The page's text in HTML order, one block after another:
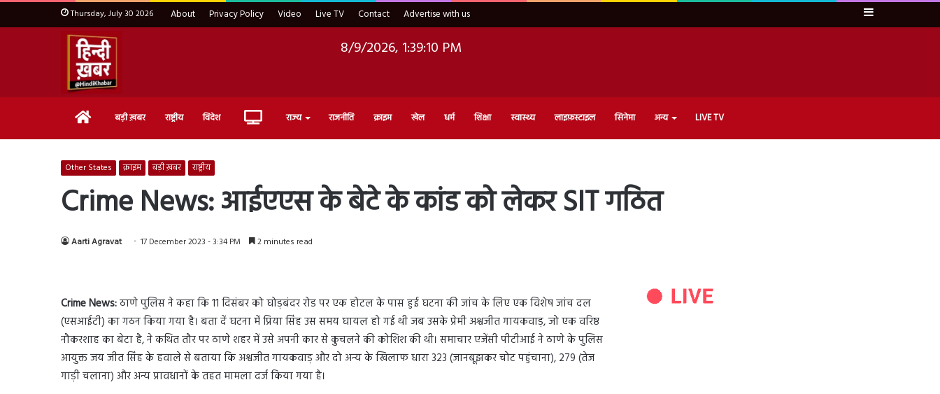
Thursday, July 30 2026 About Privacy Policy Video Live TV Contact Advertise with us Sidebar
8/9/2026, 1:39:11 PM
Home बड़ी ख़बर राष्ट्रीय विदेश Live राज्य राजनीति क्राइम खेल धर्म शिक्षा स्वास्थ्य लाइफ़स्टाइल सिनेमा अन्य LIVE TV
Other States क्राइम बड़ी ख़बर राष्ट्रीय
Crime News: आईएएस के बेटे के कांड को लेकर SIT गठित
Aarti Agravat 17 December 2023 - 3:34 PM 2 minutes read
Crime News:ठाणे पुलिस ने कहा कि 11 दिसंबर को घोड़बंदर रोड पर एक होटल के पास हुई घटना की जांच के लिए एक विशेष जांच दल
(एसआईटी) का गठन किया गया है। बता दें घटना में प्रिया सिंह उस समय घायल हो गई थी जब उसके प्रेमी अश्वजीत गायकवाड़, जो एक वरिष्ठ
नौकरशाह का बेटा है, ने कथित तौर पर ठाणे शहर में उसे अपनी कार से कुचलने की कोशिश की थी। समाचार एजेंसी पीटीआई ने ठाणे के पुलिस
आयुक्त जय जीत सिंह के हवाले से बताया कि अश्वजीत गायकवाड़ और दो अन्य के खिलाफ धारा 323 (जानबूझकर चोट पहुंचाना), 279 (तेज
गाड़ी चलाना) और अन्य प्रावधानों के तहत मामला दर्ज किया गया है।